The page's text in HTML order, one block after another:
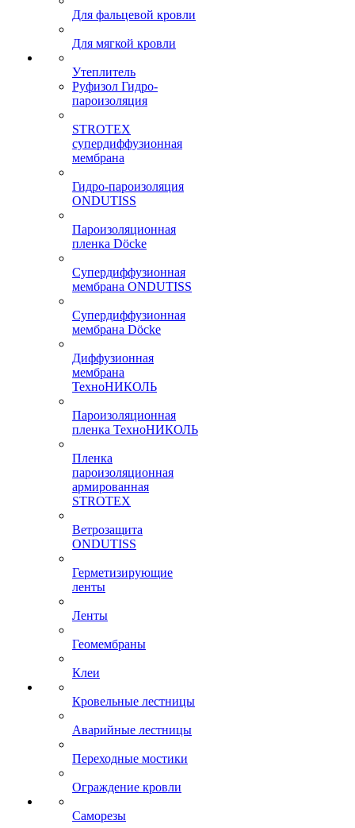
Для фальцевой кровли
Для мягкой кровли
Утеплитель
Руфизол Гидро-
пароизоляция
STROTEX
супердиффузионная
мембрана
Гидро-пароизоляция
ONDUTISS
Пароизоляционная
пленка Döcke
Супердиффузионная
мембрана ONDUTISS
Супердиффузионная
мембрана Döcke
Диффузионная
мембрана
ТехноНИКОЛЬ
Пароизоляционная
пленка ТехноНИКОЛЬ
Пленка
пароизоляционная
армированная
STROTEX
Ветрозащита
ONDUTISS
Герметизирующие
ленты
Ленты
Геомембраны
Клеи
Кровельные лестницы
Аварийные лестницы
Переходные мостики
Ограждение кровли
Саморезы